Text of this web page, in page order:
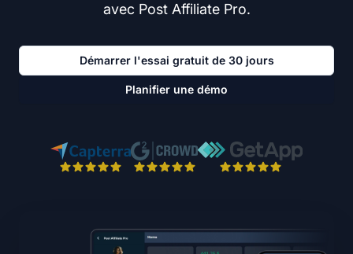
avec Post Affiliate Pro.
Démarrer l'essai gratuit de 30 jours
Planifier une démo